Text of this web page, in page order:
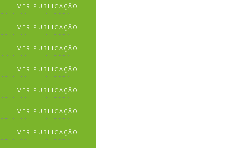
VER PUBLICAÇÃO
21 de Março de 2024
VER PUBLICAÇÃO
20 de Março de 2024
VER PUBLICAÇÃO
14 de Março de 2024
VER PUBLICAÇÃO
12 de Março de 2024
VER PUBLICAÇÃO
12 de Março de 2024
VER PUBLICAÇÃO
05 de Março de 2024
VER PUBLICAÇÃO
05 de Março de 2024